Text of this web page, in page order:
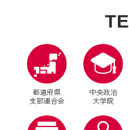
TE
都道府県
支部連合会
中央政治
大学院